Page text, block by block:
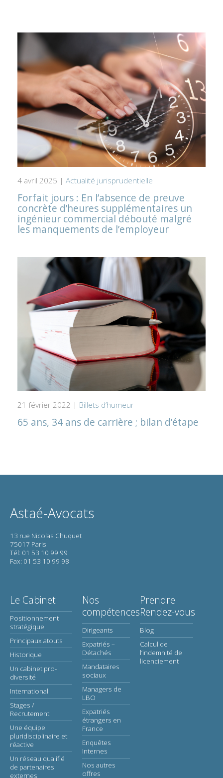
4 avril 2025 | Actualité jurisprudentielle
Forfait jours : En l’absence de preuve
concrète d’heures supplémentaires un
ingénieur commercial débouté malgré
les manquements de l’employeur
21 février 2022 | Billets d’humeur
65 ans, 34 ans de carrière ; bilan d’étape
Astaé-Avocats
13 rue Nicolas Chuquet
75017 Paris
Tél: 01 53 10 99 99
Fax: 01 53 10 99 98
Le Cabinet
Positionnement
stratégique
Principaux atouts
Historique
Un cabinet pro-
diversité
International
Stages /
Recrutement
Une équipe
pluridisciplinaire et
réactive
Un réseau qualifié
de partenaires
externes
Nos
compétences
Dirigeants
Expatriés –
Détachés
Mandataires
sociaux
Managers de
LBO
Expatriés
étrangers en
France
Enquêtes
Internes
Nos autres
offres
Prendre
Rendez-vous
Blog
Calcul de
l’indemnité de
licenciement